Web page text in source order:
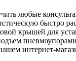
любые
быстро
крышей для
интернет-